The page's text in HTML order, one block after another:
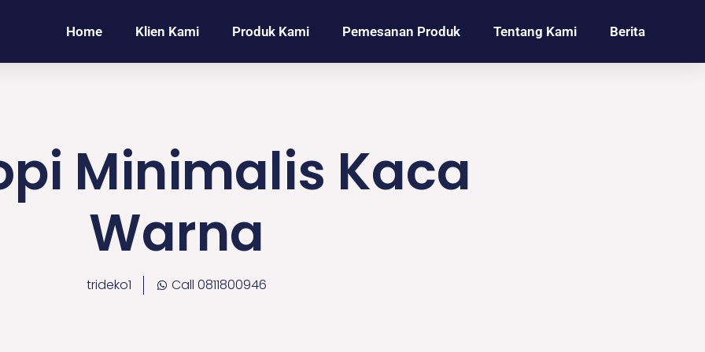
Home Klien Kami Produk Kami Pemesanan Produk Tentang Kami Berita
Minimalis Kaca
Warna
trideko1 Call 0811800946